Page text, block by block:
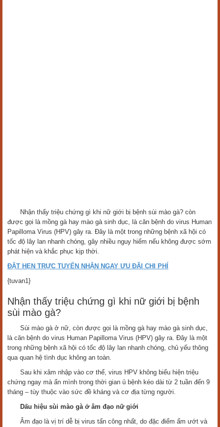
Nhận thấy triệu chứng gì khi nữ giới bị bệnh sùi mào gà? còn
được gọi là mồng gà hay mào gà sinh dục, là căn bệnh do virus Human
Papilloma Virus (HPV) gây ra. Đây là một trong những bệnh xã hội có
tốc độ lây lan nhanh chóng, gây nhiều nguy hiểm nếu không được sớm
phát hiện và khắc phục kịp thời.
ĐẶT HẸN TRỰC TUYẾN NHẬN NGAY ƯU ĐÃI CHI PHÍ
{tuvan1}
Nhận thấy triệu chứng gì khi nữ giới bị bệnh
sùi mào gà?
Sùi mào gà ở nữ, còn được gọi là mồng gà hay mào gà sinh dục,
là căn bệnh do virus Human Papilloma Virus (HPV) gây ra. Đây là một
trong những bệnh xã hội có tốc độ lây lan nhanh chóng, chủ yếu thông
qua quan hệ tình dục không an toàn.
Sau khi xâm nhập vào cơ thể, virus HPV không biểu hiện triệu
chứng ngay mà ẩn mình trong thời gian ủ bệnh kéo dài từ 2 tuần đến 9
tháng – tùy thuộc vào sức đề kháng và cơ địa từng người.
Dấu hiệu sùi mào gà ở âm đạo nữ giới
Âm đạo là vị trí dễ bị virus tấn công nhất, do đặc điểm ẩm ướt và